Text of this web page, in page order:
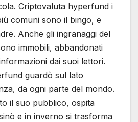
Criptovaluta hyperfund i
comuni sono il bingo, e
Anche gli ingranaggi del
immobili, abbandonati
dai suoi lettori.
guardò sul lato
da ogni parte del mondo.
il suo pubblico, ospita
e in inverno si trasforma